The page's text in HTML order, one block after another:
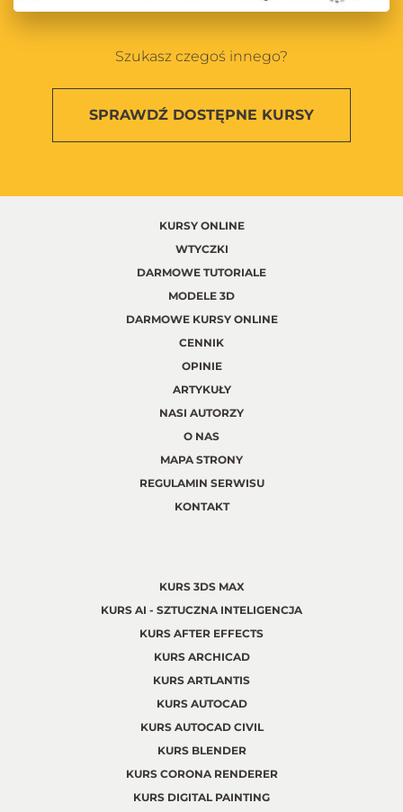
Szukasz czegoś innego?
SPRAWDŹ DOSTĘPNE KURSY
KURSY ONLINE
WTYCZKI
DARMOWE TUTORIALE
MODELE 3D
DARMOWE KURSY ONLINE
CENNIK
OPINIE
ARTYKUŁY
NASI AUTORZY
O NAS
MAPA STRONY
REGULAMIN SERWISU
KONTAKT
KURS 3DS MAX
KURS AI - SZTUCZNA INTELIGENCJA
KURS AFTER EFFECTS
KURS ARCHICAD
KURS ARTLANTIS
KURS AUTOCAD
KURS AUTOCAD CIVIL
KURS BLENDER
KURS CORONA RENDERER
KURS DIGITAL PAINTING